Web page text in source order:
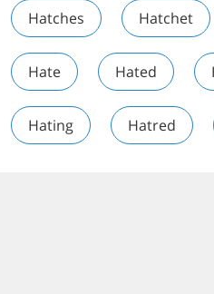
Hatches Hatchet
Hate Hated
Hating Hatred